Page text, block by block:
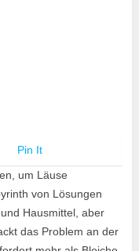
Pin It
um Läuse
von Lösungen
Hausmittel, aber
das Problem an der